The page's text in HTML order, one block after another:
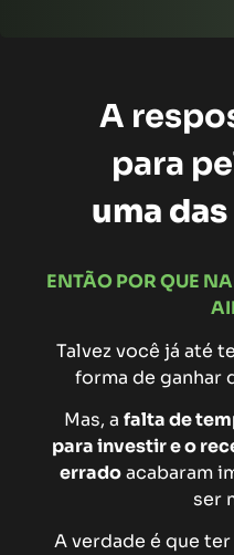
A
para
uma
ENTÃO POR QUE
Talvez você já até
forma de ganhar
Mas, a falta de
para investir e o
erradoacabaram
ser
A verdade é que